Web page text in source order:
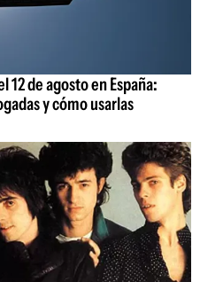
12 de agosto en España:
y cómo usarlas